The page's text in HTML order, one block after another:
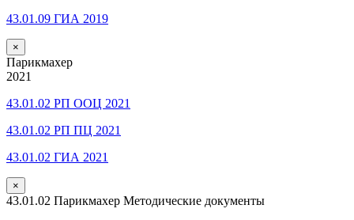
43.01.09 ГИА 2019
×
Парикмахер
2021
43.01.02 РП ООЦ 2021
43.01.02 РП ПЦ 2021
43.01.02 ГИА 2021
×
43.01.02 Парикмахер Методические документы